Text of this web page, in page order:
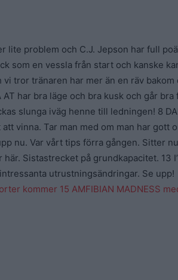
lite problem och C.J. Jepson har full
som en vessla från start och kanske
vi tror tränaren har mer än en räv bakom
har bra läge och bra kusk och går
slunga iväg henne till ledningen! 8
vinna. Tar man med om man har gott
nu. Var vårt tips förra gången. Sitter
Sistastrecket på grundkapacitet. 13
utrustningsändringar. Se upp!
kommer 15 AMFIBIAN MADNESS